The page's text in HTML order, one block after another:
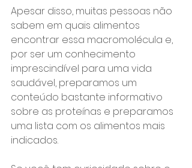
Apesar disso, muitas pessoas não
sabem em quais alimentos
encontrar essa macromolécula e,
por ser um conhecimento
imprescindível para uma vida
saudável, preparamos um
conteúdo bastante informativo
sobre as proteínas e preparamos
uma lista com os alimentos mais
indicados.